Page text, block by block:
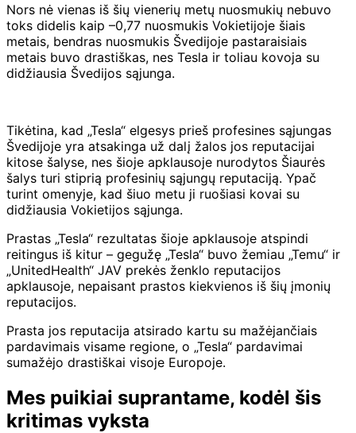
Nors nė vienas iš šių vienerių metų nuosmukių nebuvo
toks didelis kaip –0,77 nuosmukis Vokietijoje šiais
metais, bendras nuosmukis Švedijoje pastaraisiais
metais buvo drastiškas, nes Tesla ir toliau kovoja su
didžiausia Švedijos sąjunga.
Tikėtina, kad „Tesla“ elgesys prieš profesines sąjungas
Švedijoje yra atsakinga už dalį žalos jos reputacijai
kitose šalyse, nes šioje apklausoje nurodytos Šiaurės
šalys turi stiprią profesinių sąjungų reputaciją. Ypač
turint omenyje, kad šiuo metu ji ruošiasi kovai su
didžiausia Vokietijos sąjunga.
Prastas „Tesla“ rezultatas šioje apklausoje atspindi
reitingus iš kitur – gegužę „Tesla“ buvo žemiau „Temu“ ir
„UnitedHealth“ JAV prekės ženklo reputacijos
apklausoje, nepaisant prastos kiekvienos iš šių įmonių
reputacijos.
Prasta jos reputacija atsirado kartu su mažėjančiais
pardavimais visame regione, o „Tesla“ pardavimai
sumažėjo drastiškai visoje Europoje.
Mes puikiai suprantame, kodėl šis
kritimas vyksta